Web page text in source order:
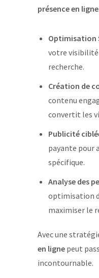
présence en ligne
Optimisation
votre visibilité
recherche.
Création de
contenu
convertit les
Publicité
payante pour
spécifique.
Analyse des
optimisation
maximiser le
Avec une
en ligne peut
incontournable.